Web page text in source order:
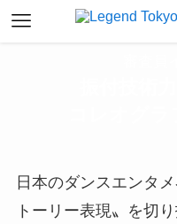
日本のダンスエンタ
トーリー表現〟を切